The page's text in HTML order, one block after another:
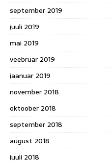
september 2019
juuli 2019
mai 2019
veebruar 2019
jaanuar 2019
november 2018
oktoober 2018
september 2018
august 2018
juuli 2018